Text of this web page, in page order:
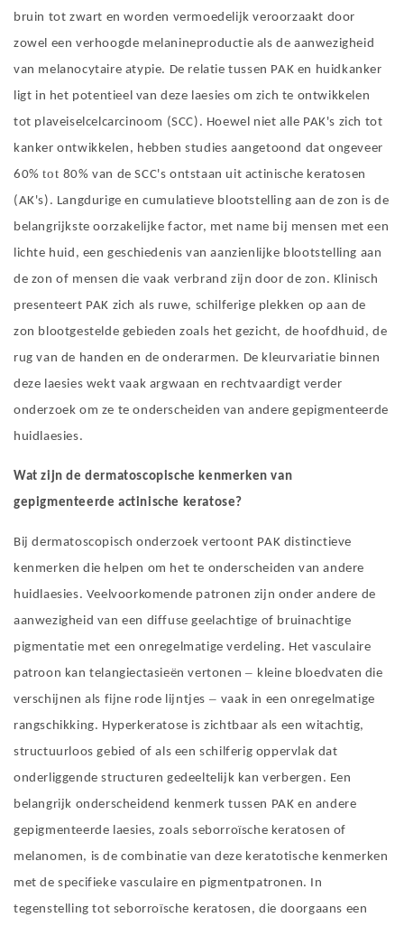
bruin tot zwart en worden vermoedelijk veroorzaakt door
zowel een verhoogde melanineproductie als de aanwezigheid
van melanocytaire atypie. De relatie tussen PAK en huidkanker
ligt in het potentieel van deze laesies om zich te ontwikkelen
tot plaveiselcelcarcinoom (SCC). Hoewel niet alle PAK's zich tot
kanker ontwikkelen, hebben studies aangetoond dat ongeveer
60%tot 80% van de SCC's ontstaan ​​uit actinische keratosen
(AK's). Langdurige en cumulatieve blootstelling aan de zon is de
belangrijkste oorzakelijke factor, met name bij mensen met een
lichte huid, een geschiedenis van aanzienlijke blootstelling aan
de zon of mensen die vaak verbrand zijn door de zon. Klinisch
presenteert PAK zich als ruwe, schilferige plekken op aan de
zon blootgestelde gebieden zoals het gezicht, de hoofdhuid, de
rug van de handen en de onderarmen. De kleurvariatie binnen
deze laesies wekt vaak argwaan en rechtvaardigt verder
onderzoek om ze te onderscheiden van andere gepigmenteerde
huidlaesies.
Wat zijn de dermatoscopische kenmerken van
gepigmenteerde actinische keratose?
Bij dermatoscopisch onderzoek vertoont PAK distinctieve
kenmerken die helpen om het te onderscheiden van andere
huidlaesies. Veelvoorkomende patronen zijn onder andere de
aanwezigheid van een diffuse geelachtige of bruinachtige
pigmentatie met een onregelmatige verdeling. Het vasculaire
patroon kan telangiectasieën vertonen – kleine bloedvaten die
verschijnen als fijne rode lijntjes – vaak in een onregelmatige
rangschikking. Hyperkeratose is zichtbaar als een witachtig,
structuurloos gebied of als een schilferig oppervlak dat
onderliggende structuren gedeeltelijk kan verbergen. Een
belangrijk onderscheidend kenmerk tussen PAK en andere
gepigmenteerde laesies, zoals seborroïsche keratosen of
melanomen, is de combinatie van deze keratotische kenmerken
met de specifieke vasculaire en pigmentpatronen. In
tegenstelling tot seborroïsche keratosen, die doorgaans een